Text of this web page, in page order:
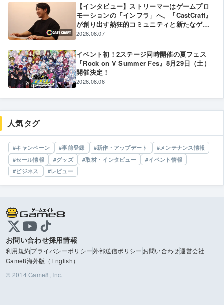
【インタビュー】ストリーマーはゲームプロ
モーションの「インフラ」へ。『CastCraft』
が創り出す熱狂的コミュニティと新たなゲー
ムPR戦略
2026.08.07
イベント初！2ステージ同時開催の夏フェス
『Rock on V Summer Fes』8月29日（土）
開催決定！
2026.08.06
人気タグ
キャンペーン 事前登録 新作・アップデート
メンテナンス情報
セール情報
グッズ 取材・インタビュー
イベント情報
ビジネス
レビュー
お問い合わせ採用情報
利用規約プライバシーポリシー外部送信ポリシー お問い合わせ運営会社
Game8海外版（English）
© 2014 Game8, Inc.